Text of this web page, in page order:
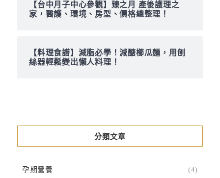
【台中月子中心參觀】臻之月 產後護理之
家，醫護、環境、房型、價格總整理！
【料理食譜】減脂必學！減醣櫛瓜麵，用刨
絲器輕鬆變出懶人料理！
分類文章
孕期營養 (4)